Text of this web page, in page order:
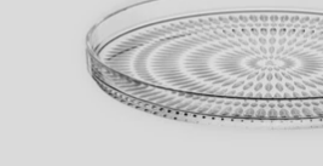
Non-IAB processing purposes:
Necessary